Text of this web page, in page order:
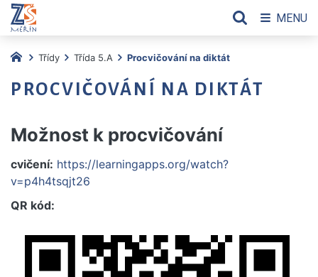
Třídy Třída 5.A Procvičování na diktát
PROCVIČOVÁNÍ NA DIKTÁT
Možnost k procvičování
cvičení: https://learningapps.org/watch?
v=p4h4tsqjt26
QR kód:
MENU